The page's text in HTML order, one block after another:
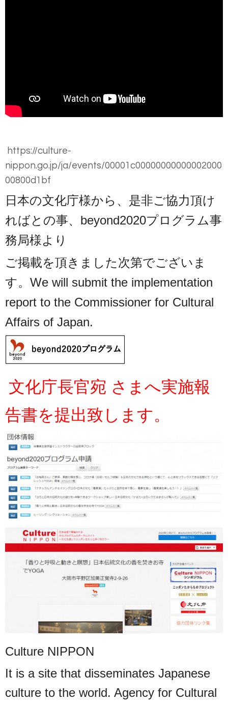
https://culture-
nippon.go.jp/ja/events/00001c00000000000002000
00800d1bf
日本の文化庁様から、是非ご協力頂け
ればとの事、 beyond2020プログラム事
務局様より
ご掲載を頂きました次第でございま
す。We will submit the implementation
report to the Commissioner for Cultural
Affairs of Japan.
文化庁長官宛 さまへ実施報
告書を提出致します。
Culture NIPPON
It is a site that disseminates Japanese
culture to the world. Agency for Cultural